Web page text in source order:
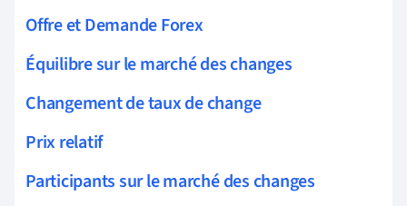
Offre et Demande Forex
Équilibre sur le marché des changes
Changement de taux de change
Prix relatif
Participants sur le marché des changes